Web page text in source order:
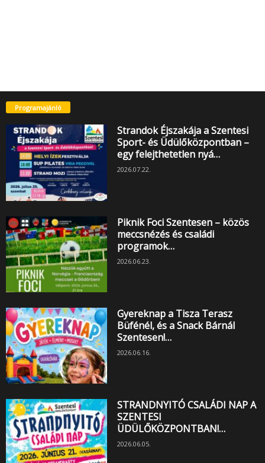
Programajánló
Strandok Éjszakája a Szentesi
Sport- és Üdülőközpontban –
egy felejthetetlen nyá…
2026.07.22.
Piknik Foci Szentesen – közös
meccsnézés és családi
programok…
2026.06.23.
Gyereknap a Tisza Terasz
Büfénél, és a Snack Bárnál
Szentesen!…
2026.06.16.
STRANDNYITÓ CSALÁDI NAP A
SZENTESI
ÜDÜLŐKÖZPONTBAN!…
2026.06.05.